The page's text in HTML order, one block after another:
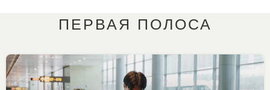
ПЕРВАЯ ПОЛОСА